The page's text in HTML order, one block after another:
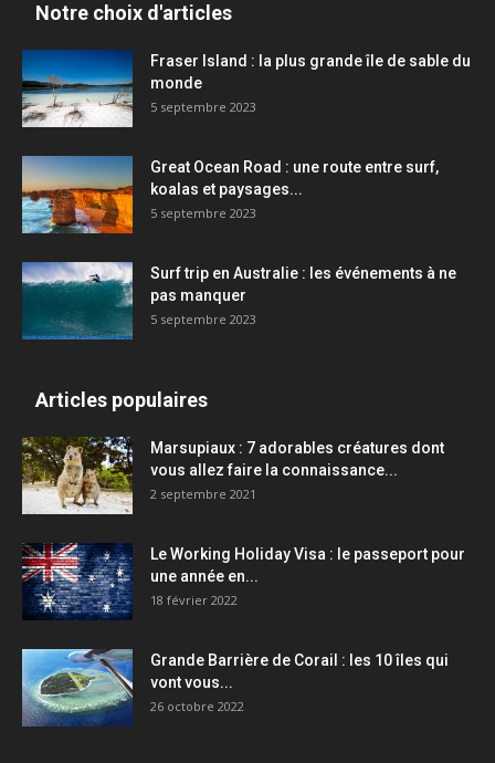
Notre choix d'articles
Fraser Island : la plus grande île de sable du
monde
5 septembre 2023
Great Ocean Road : une route entre surf,
koalas et paysages...
5 septembre 2023
Surf trip en Australie : les événements à ne
pas manquer
5 septembre 2023
Articles populaires
Marsupiaux : 7 adorables créatures dont
vous allez faire la connaissance...
2 septembre 2021
Le Working Holiday Visa : le passeport pour
une année en...
18 février 2022
Grande Barrière de Corail : les 10 îles qui
vont vous...
26 octobre 2022